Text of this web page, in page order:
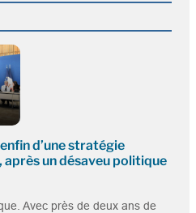
d’une stratégie
après un désaveu politique
Avec près de deux ans de